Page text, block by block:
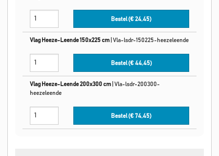
Bestel (€24,45)
Vlag Heeze-Leende 150x225 cm Vla-lsdr-150225-heezeleende
Bestel (€44,45)
Vlag Heeze-Leende 200x300 cm Vla-lsdr-200300-
heezeleende
Bestel (€74,45)